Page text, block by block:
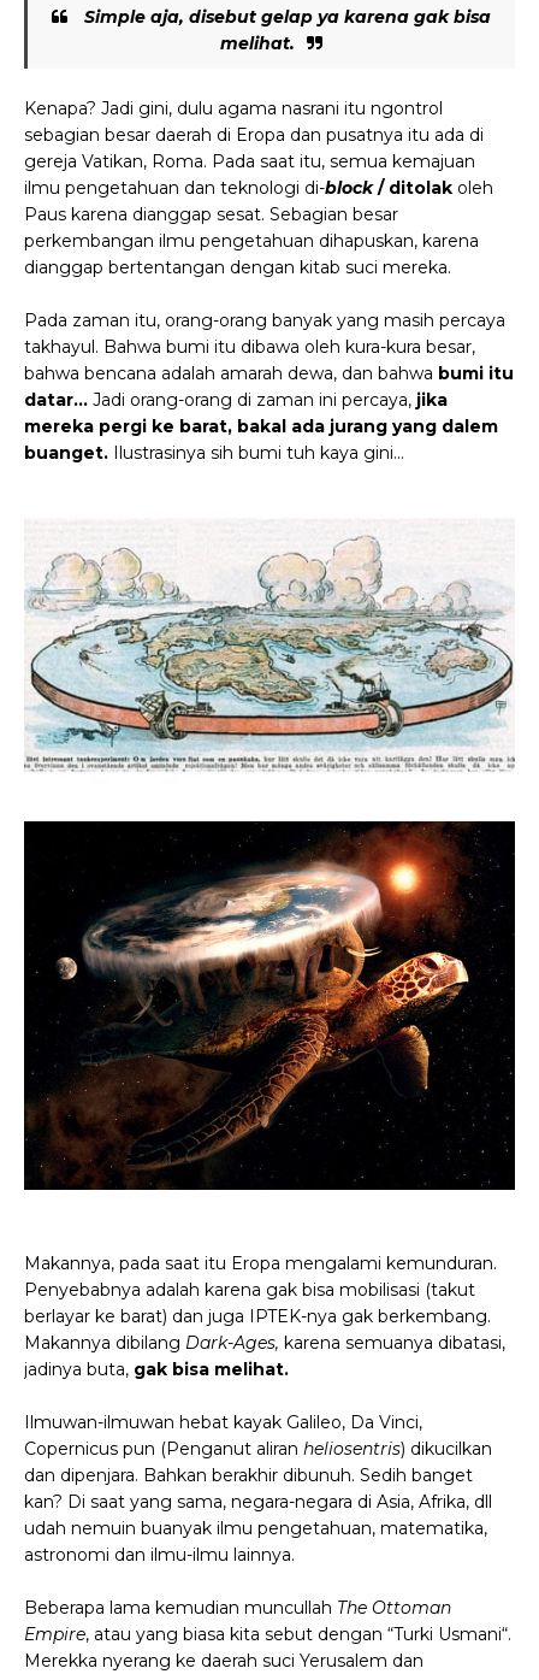
Simple aja, disebut gelap ya karena gak bisa
melihat.
Kenapa? Jadi gini, dulu agama nasrani itu ngontrol
sebagian besar daerah di Eropa dan pusatnya itu ada di
gereja Vatikan, Roma. Pada saat itu, semua kemajuan
ilmu pengetahuan dan teknologi di-block/ ditolak oleh
Paus karena dianggap sesat. Sebagian besar
perkembangan ilmu pengetahuan dihapuskan, karena
dianggap bertentangan dengan kitab suci mereka.
Pada zaman itu, orang-orang banyak yang masih percaya
takhayul. Bahwa bumi itu dibawa oleh kura-kura besar,
bahwa bencana adalah amarah dewa, dan bahwa bumi itu
datar... Jadi orang-orang di zaman ini percaya, jika
mereka pergi ke barat, bakal ada jurang yang dalem
buanget. Ilustrasinya sih bumi tuh kaya gini...
Makannya, pada saat itu Eropa mengalami kemunduran.
Penyebabnya adalah karena gak bisa mobilisasi (takut
berlayar ke barat) dan juga IPTEK-nya gak berkembang.
Makannya dibilang Dark-Ages, karena semuanya dibatasi,
jadinya buta, gak bisa melihat.
Ilmuwan-ilmuwan hebat kayak Galileo, Da Vinci,
Copernicus pun (Penganut aliran heliosentris) dikucilkan
dan dipenjara. Bahkan berakhir dibunuh. Sedih banget
kan? Di saat yang sama, negara-negara di Asia, Afrika, dll
udah nemuin buanyak ilmu pengetahuan, matematika,
astronomi dan ilmu-ilmu lainnya.
Beberapa lama kemudian muncullah The Ottoman
Empire, atau yang biasa kita sebut dengan “Turki Usmani“.
Merekka nyerang ke daerah suci Yerusalem dan